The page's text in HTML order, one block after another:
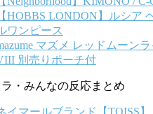
【HOBBS LONDON】ルシア
ワンピース
マズメ レッドムーン
別売りポーチ付
・みんなの反応まとめ
イマールブランド【TOISS